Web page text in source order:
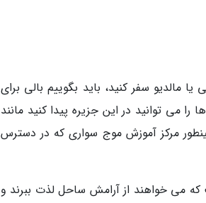
مالدیو سفر کنید، باید بگوییم بالی برای
توانید در این جزیره پیدا کنید مانند
مرکز آموزش موج سواری که در دسترس
که می خواهند از آرامش ساحل لذت ببرند و